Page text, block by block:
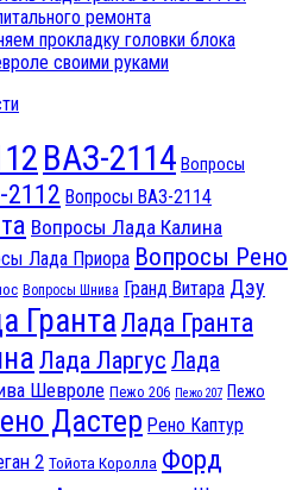
ремонта
прокладку головки блока
своими руками
ВАЗ-2114 Вопросы
Вопросы ВАЗ-2114
Вопросы Лада Калина
Лада Приора Вопросы Рено
Вопросы Шнива Гранд Витара Дэу
Гранта Лада Гранта
Лада Ларгус Лада
Шевроле Пежо 206 Пежо 207 Пежо
Дастер Рено Каптур
2 Тойота Королла Форд